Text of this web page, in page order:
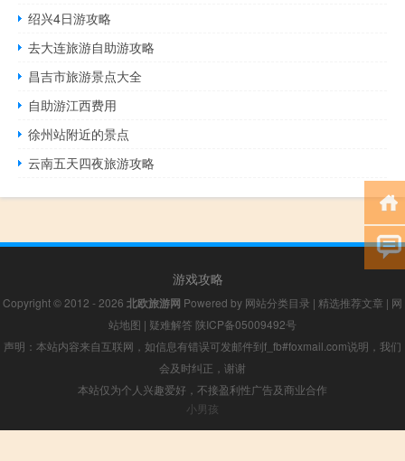
绍兴4日游攻略
去大连旅游自助游攻略
昌吉市旅游景点大全
自助游江西费用
徐州站附近的景点
云南五天四夜旅游攻略
游戏攻略
Copyright © 2012 - 2026 北欧旅游网 Powered by 网站分类目录 | 精选推荐文章 | 网
站地图 | 疑难解答 陕ICP备05009492号
声明：本站内容来自互联网，如信息有错误可发邮件到f_fb#foxmail.com说明，我们
会及时纠正，谢谢
本站仅为个人兴趣爱好，不接盈利性广告及商业合作
小男孩